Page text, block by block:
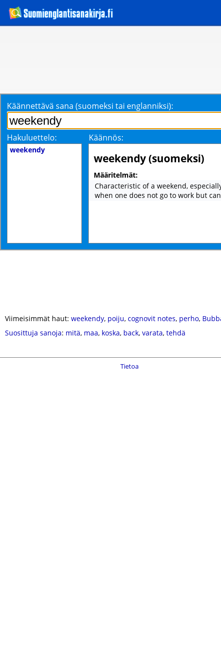
Käännettävä sana (suomeksi tai englanniksi):
Hakuluettelo: Käännös:
weekendy
weekendy (suomeksi)
Määritelmät:
Characteristic of a weekend,
when one does not go to work but
Viimeisimmät haut: weekendy, poiju, cognovit notes, perho,
Suosittuja sanoja: mitä, maa, koska, back, varata, tehdä
Tietoa